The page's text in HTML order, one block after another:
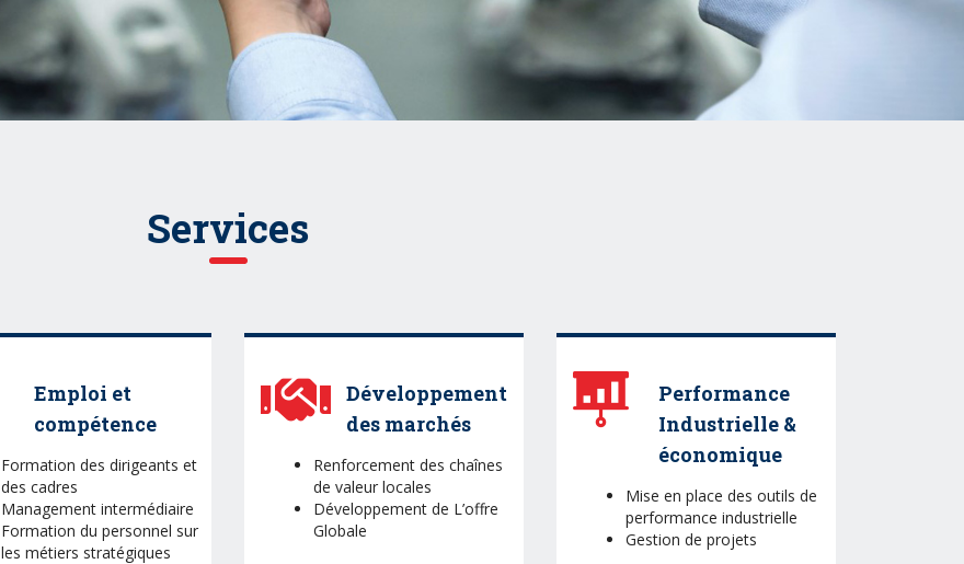
Services
Emploi et
compétence
Formation des dirigeants et
des cadres
Management intermédiaire
Formation du personnel sur
les métiers stratégiques
Développement
des marchés
Renforcement des chaînes
de valeur locales
Développement de L’offre
Globale
Performance
Industrielle &
économique
Mise en place des outils de
performance industrielle
Gestion de projets